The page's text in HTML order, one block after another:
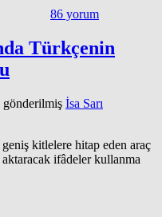
86 yorum
Türkçenin
gönderilmiş İsa Sarı
kitlelere hitap eden araç
aktaracak ifâdeler kullanma